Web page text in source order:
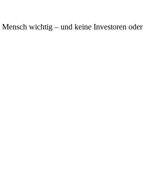
wichtig – und keine Investoren oder